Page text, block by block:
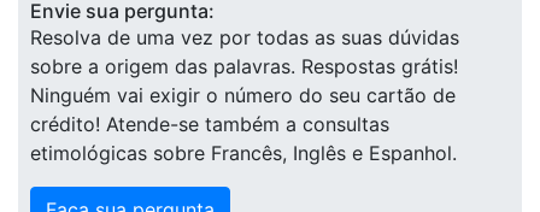
Envie sua pergunta:
Resolva de uma vez por todas as suas dúvidas
sobre a origem das palavras. Respostas grátis!
Ninguém vai exigir o número do seu cartão de
crédito! Atende-se também a consultas
etimológicas sobre Francês, Inglês e Espanhol.